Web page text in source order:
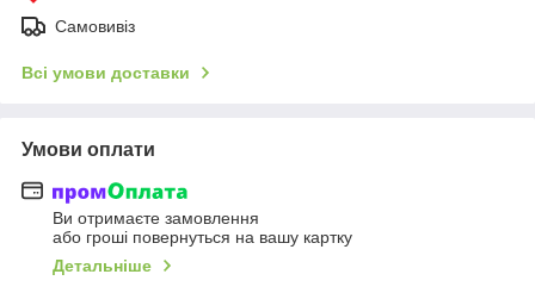
Самовивіз
Всі умови доставки
Умови оплати
Ви отримаєте замовлення
або гроші повернуться на вашу картку
Детальніше